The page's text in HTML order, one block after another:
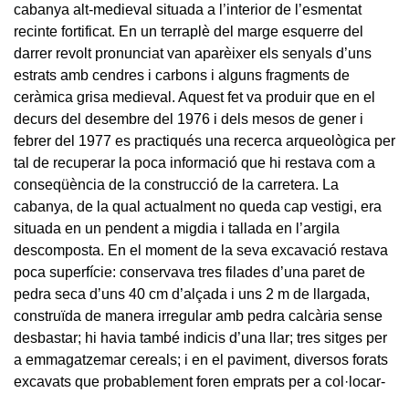
cabanya alt-medieval situada a l’interior de l’esmentat
recinte fortificat. En un terraplè del marge esquerre del
darrer revolt pronunciat van aparèixer els senyals d’uns
estrats amb cendres i carbons i alguns fragments de
ceràmica grisa medieval. Aquest fet va produir que en el
decurs del desembre del 1976 i dels mesos de gener i
febrer del 1977 es practiqués una recerca arqueològica per
tal de recuperar la poca informació que hi restava com a
conseqüència de la construcció de la carretera. La
cabanya, de la qual actualment no queda cap vestigi, era
situada en un pendent a migdia i tallada en l’argila
descomposta. En el moment de la seva excavació restava
poca superfície: conservava tres filades d’una paret de
pedra seca d’uns 40 cm d’alçada i uns 2 m de llargada,
construïda de manera irregular amb pedra calcària sense
desbastar; hi havia també indicis d’una llar; tres sitges per
a emmagatzemar cereals; i en el paviment, diversos forats
excavats que probablement foren emprats per a col·locar-